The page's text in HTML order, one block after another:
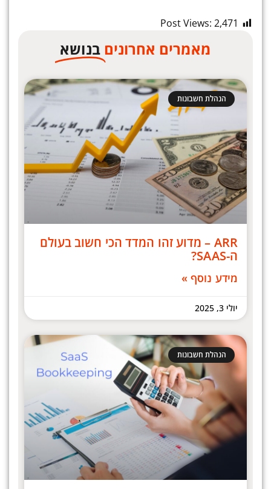
Post Views: 2,471
מאמרים אחרונים בנושא
הנהלת חשבונות
ARR – מדוע זהו המדד הכי חשוב בעולם
ה-SAAS?
מידע נוסף »
יולי 3, 2025
הנהלת חשבונות